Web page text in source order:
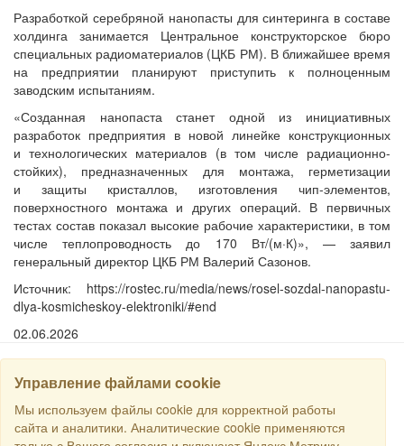
Разработкой серебряной нанопасты для синтеринга в составе
холдинга занимается Центральное конструкторское бюро
специальных радиоматериалов (ЦКБ РМ). В ближайшее время
на предприятии планируют приступить к полноценным
заводским испытаниям.
«Созданная нанопаста станет одной из инициативных
разработок предприятия в новой линейке конструкционных
и технологических материалов (в том числе радиационно-
стойких), предназначенных для монтажа, герметизации
и защиты кристаллов, изготовления чип-элементов,
поверхностного монтажа и других операций. В первичных
тестах состав показал высокие рабочие характеристики, в том
числе теплопроводность до 170 Вт/(м·К)», — заявил
генеральный директор ЦКБ РМ Валерий Сазонов.
Источник: https://rostec.ru/media/news/rosel-sozdal-nanopastu-
dlya-kosmicheskoy-elektroniki/#end
02.06.2026
Управление файлами cookie
Мы используем файлы cookie для корректной работы
сайта и аналитики. Аналитические cookie применяются